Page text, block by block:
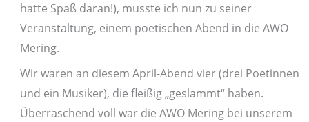
hatte Spaß daran!), musste ich nun zu seiner
Veranstaltung, einem poetischen Abend in die AWO
Mering.
Wir waren an diesem April-Abend vier (drei Poetinnen
und ein Musiker), die fleißig „geslammt“ haben.
Überraschend voll war die AWO Mering bei unserem